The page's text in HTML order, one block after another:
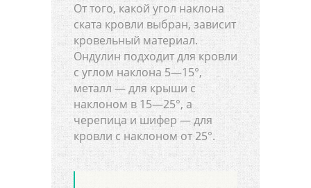
От того, какой угол наклона
ската кровли выбран, зависит
кровельный материал.
Ондулин подходит для кровли
с углом наклона 5—15°,
металл — для крыши с
наклоном в 15—25°, а
черепица и шифер — для
кровли с наклоном от 25°.